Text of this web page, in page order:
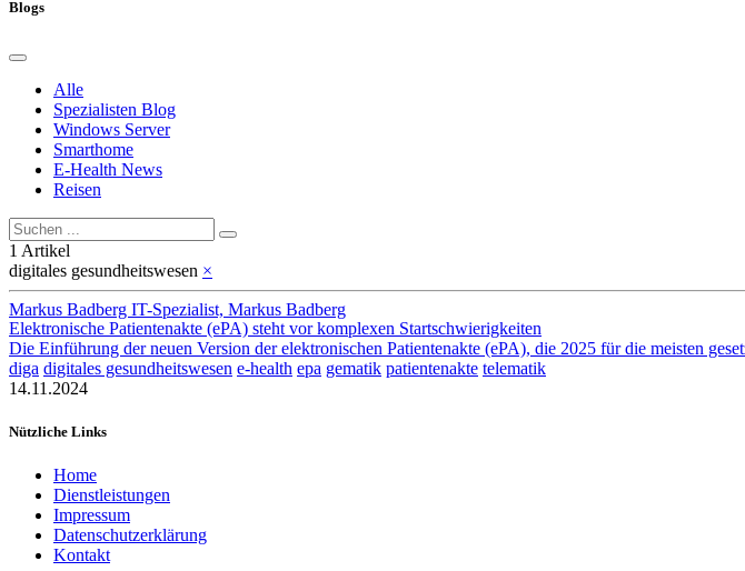
Blogs
Alle
Spezialisten Blog
Windows Server
Smarthome
E-Health News
Reisen
1 Artikel
digitales gesundheitswesen ×
Markus Badberg IT-Spezialist, Markus Badberg
Elektronische Patientenakte (ePA) steht vor komplexen Startschwierigkeiten
Die Einführung der neuen Version der elektronischen Patientenakte (ePA), die 2025 für die meisten
diga digitales gesundheitswesen e-health epa gematik patientenakte telematik
14.11.2024
Nützliche Links
Home
Dienstleistungen
Impressum
Datenschutzerklärung
Kontakt